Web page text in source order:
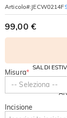
Articolo#: JECW0214F
99,00 €
SALDI
-10%
SU TUTTO
Misura*
-- Seleziona --
Incisione